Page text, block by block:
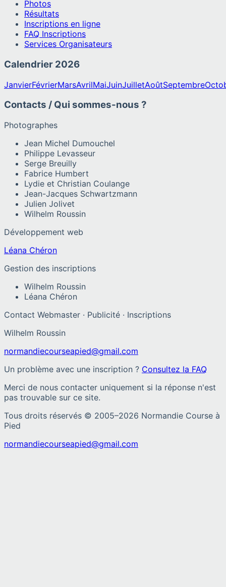
Photos
Résultats
Inscriptions en ligne
FAQ Inscriptions
Services Organisateurs
Calendrier 2026
JanvierFévrierMarsAvrilMaiJuinJuilletAoûtSeptembre
Contacts / Qui sommes-nous ?
Photographes
Jean Michel Dumouchel
Philippe Levasseur
Serge Breuilly
Fabrice Humbert
Lydie et Christian Coulange
Jean-Jacques Schwartzmann
Julien Jolivet
Wilhelm Roussin
Développement web
Léana Chéron
Gestion des inscriptions
Wilhelm Roussin
Léana Chéron
Contact Webmaster · Publicité · Inscriptions
Wilhelm Roussin
normandiecourseapied@gmail.com
Un problème avec une inscription ? Consultez la FAQ
Merci de nous contacter uniquement si la réponse n'est
pas trouvable sur ce site.
Tous droits réservés © 2005–2026 Normandie Course à
Pied
normandiecourseapied@gmail.com